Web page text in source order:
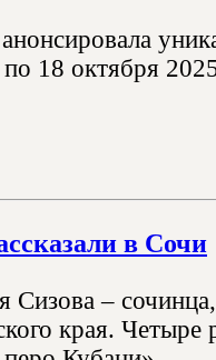
18 октября
в Сочи
–
края. Четыре